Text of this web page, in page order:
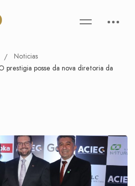
Noticias
prestigia posse da nova diretoria da